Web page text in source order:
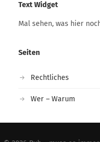
Text Widget
Mal sehen, was hier
Seiten
Rechtliches
Wer – Warum